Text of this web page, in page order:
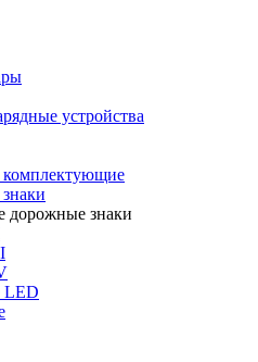
устройства
комплектующие
дорожные знаки
LED